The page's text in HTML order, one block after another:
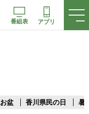
番組表 アプリ
お盆 香川県民の日 暑